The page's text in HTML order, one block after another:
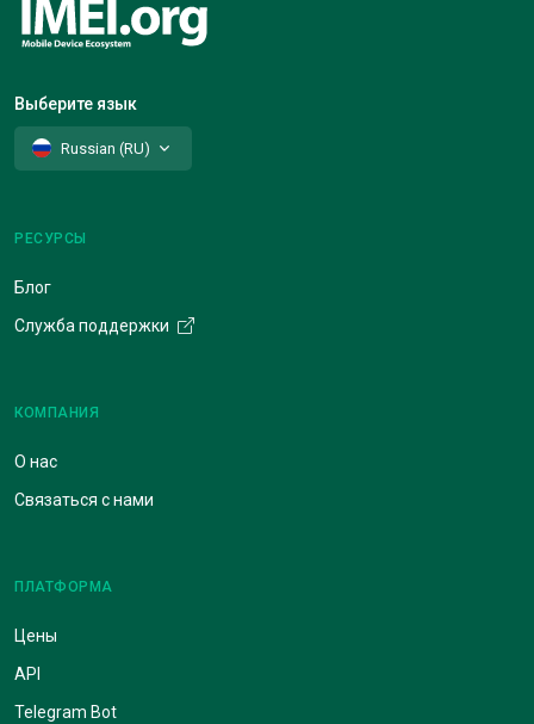
Выберите язык
Russian (RU)
РЕСУРСЫ
Блог
Служба поддержки
КОМПАНИЯ
О нас
Связаться с нами
ПЛАТФОРМА
Цены
API
Telegram Bot